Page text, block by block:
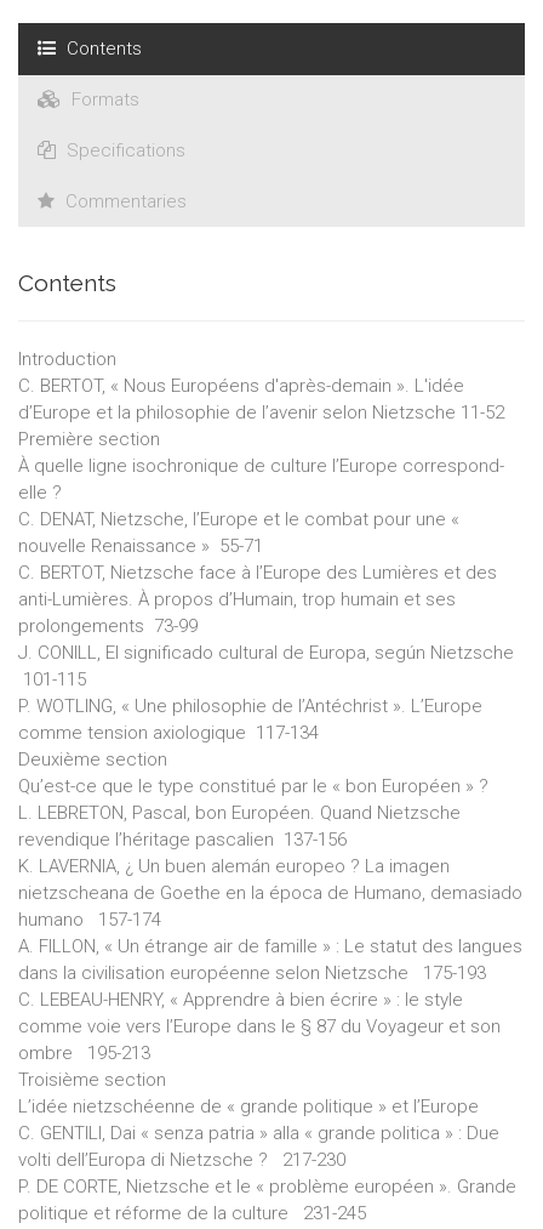
Contents
Formats
Specifications
Commentaries
Contents
Introduction
C. BERTOT, « Nous Européens d'après-demain ». L'idée
d’Europe et la philosophie de l’avenir selon Nietzsche 11-52
Première section
À quelle ligne isochronique de culture l’Europe correspond-
elle ?
C. DENAT, Nietzsche, l’Europe et le combat pour une «
nouvelle Renaissance » 55-71
C. BERTOT, Nietzsche face à l’Europe des Lumières et des
anti-Lumières. À propos d’Humain, trop humain et ses
prolongements 73-99
J. CONILL, El significado cultural de Europa, según Nietzsche
101-115
P. WOTLING, « Une philosophie de l’Antéchrist ». L’Europe
comme tension axiologique 117-134
Deuxième section
Qu’est-ce que le type constitué par le « bon Européen » ?
L. LEBRETON, Pascal, bon Européen. Quand Nietzsche
revendique l’héritage pascalien 137-156
K. LAVERNIA, ¿ Un buen alemán europeo ? La imagen
nietzscheana de Goethe en la época de Humano, demasiado
humano 157-174
A. FILLON, « Un étrange air de famille » : Le statut des langues
dans la civilisation européenne selon Nietzsche 175-193
C. LEBEAU-HENRY, « Apprendre à bien écrire » : le style
comme voie vers l’Europe dans le § 87 du Voyageur et son
ombre 195-213
Troisième section
L’idée nietzschéenne de « grande politique » et l’Europe
C. GENTILI, Dai « senza patria » alla « grande politica » : Due
volti dell’Europa di Nietzsche ? 217-230
P. DE CORTE, Nietzsche et le « problème européen ». Grande
politique et réforme de la culture 231-245